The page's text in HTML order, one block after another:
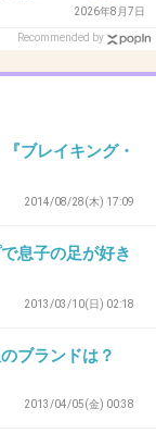
れな
ょっと扱い
いんですよ
気遣って、
々いないと
-0
2026年8月7日
Recommended by
ブレイキング・
2014/08/28(木) 17:09
息子の足が好き
2013/03/10(日) 02:18
ブランドは？
2013/04/05(金) 00:38